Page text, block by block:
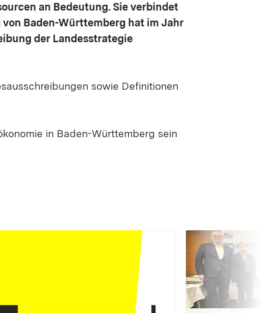
an Bedeutung. Sie verbindet
Baden-Württemberg hat im Jahr
der Landesstrategie
sowie Definitionen
in Baden-Württemberg sein